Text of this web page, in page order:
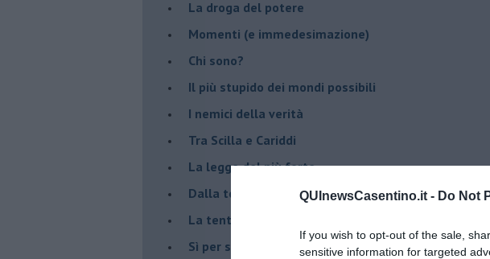
QUInewsCasentino.it - Do Not
If you wish to opt-out of the sale,
sensitive information for targeted
La droga del potere
Momenti (e immedesimazione)
Chi sono?
Il più stupido dei mondi possibili
I nemici della verità
Tra Scilla e Cariddi
La legge del più forte
Dalla terra alla luna
La tentazione
​Sì per sempre? O no al momento?